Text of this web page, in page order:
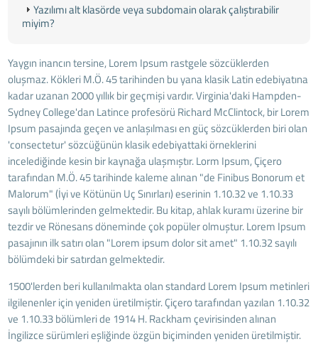
Yazılımı alt klasörde veya subdomain olarak çalıştırabilir
miyim?
Yaygın inancın tersine, Lorem Ipsum rastgele sözcüklerden
oluşmaz. Kökleri M.Ö. 45 tarihinden bu yana klasik Latin edebiyatına
kadar uzanan 2000 yıllık bir geçmişi vardır. Virginia'daki Hampden-
Sydney College'dan Latince profesörü Richard McClintock, bir Lorem
Ipsum pasajında geçen ve anlaşılması en güç sözcüklerden biri olan
'consectetur' sözcüğünün klasik edebiyattaki örneklerini
incelediğinde kesin bir kaynağa ulaşmıştır. Lorm Ipsum, Çiçero
tarafından M.Ö. 45 tarihinde kaleme alınan "de Finibus Bonorum et
Malorum" (İyi ve Kötünün Uç Sınırları) eserinin 1.10.32 ve 1.10.33
sayılı bölümlerinden gelmektedir. Bu kitap, ahlak kuramı üzerine bir
tezdir ve Rönesans döneminde çok popüler olmuştur. Lorem Ipsum
pasajının ilk satırı olan "Lorem ipsum dolor sit amet" 1.10.32 sayılı
bölümdeki bir satırdan gelmektedir.
1500'lerden beri kullanılmakta olan standard Lorem Ipsum metinleri
ilgilenenler için yeniden üretilmiştir. Çiçero tarafından yazılan 1.10.32
ve 1.10.33 bölümleri de 1914 H. Rackham çevirisinden alınan
İngilizce sürümleri eşliğinde özgün biçiminden yeniden üretilmiştir.